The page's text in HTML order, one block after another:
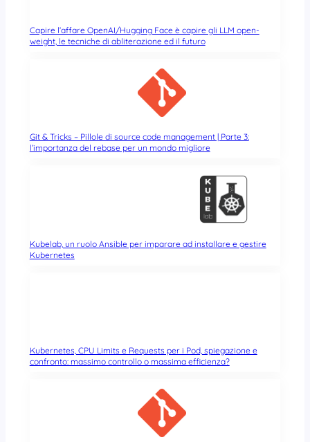
Capire l’affare OpenAI/Hugging Face è capire gli LLM open-
weight, le tecniche di abliterazione ed il futuro
Git & Tricks – Pillole di source code management | Parte 3:
l’importanza del rebase per un mondo migliore
Kubelab, un ruolo Ansible per imparare ad installare e gestire
Kubernetes
Kubernetes, CPU Limits e Requests per i Pod, spiegazione e
confronto: massimo controllo o massima efficienza?